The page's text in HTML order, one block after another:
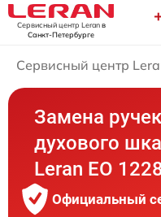
Сервисный центр Leranв
Санкт-Петербурге
Сервисный центр
Замена
духового
Leran EO
Официальный